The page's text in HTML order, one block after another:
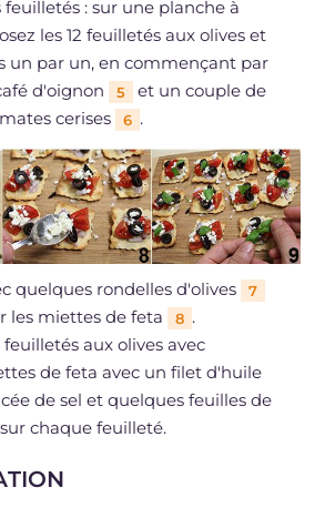
feuilletés : sur une planche à
les 12 feuilletés aux olives et
un par un, en commençant par
d'oignon
5
et un couple de
cerises
6 .
quelques rondelles d'olives 7
les miettes de feta 8 .
aux olives avec
de feta avec un filet d'huile
de sel et quelques feuilles de
sur chaque feuilleté.